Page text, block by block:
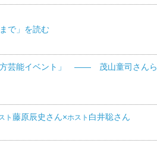
で」を読む
方芸能イベント」 ―― 茂山童司さんら
ト 藤原辰史さん×ホスト 白井聡さん